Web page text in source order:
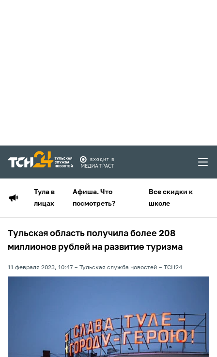
Тула в
лицах
Афиша. Что
посмотреть?
Все скидки к
школе
Тульская область получила более 208
миллионов рублей на развитие туризма
11 февраля 2023, 10:47 Тульская служба новостей ТСН24